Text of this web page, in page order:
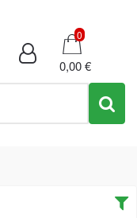
Καλάθι
0
0,00 €